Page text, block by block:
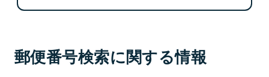
郵便番号検索に関する情報